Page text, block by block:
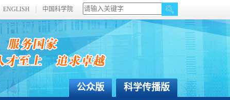
ENGLISH 中国科学院
科学传播版
公众版